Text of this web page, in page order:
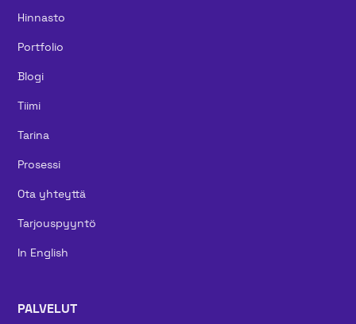
Hinnasto
Portfolio
Blogi
Tiimi
Tarina
Prosessi
Ota yhteyttä
Tarjouspyyntö
In English
PALVELUT